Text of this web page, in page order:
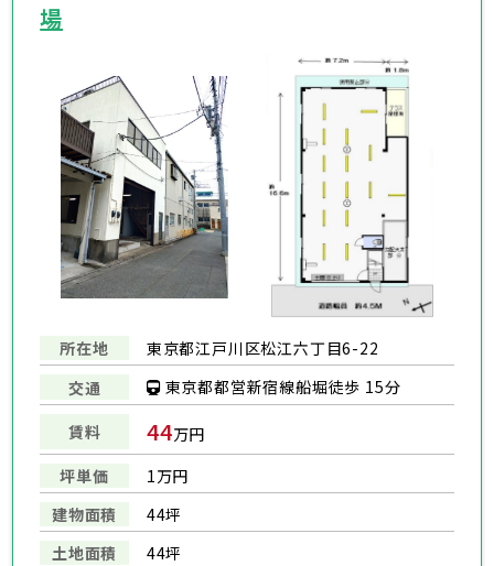
場
所在地
東京都江戸川区松江六丁目6-22
交通
東京都都営新宿線船堀徒歩 15分
賃料 44万円
坪単価
1万円
建物面積
44坪
土地面積
44坪